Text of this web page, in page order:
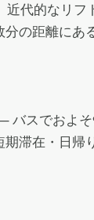
代的なリ
の距離に
スでおよ
滞在・日